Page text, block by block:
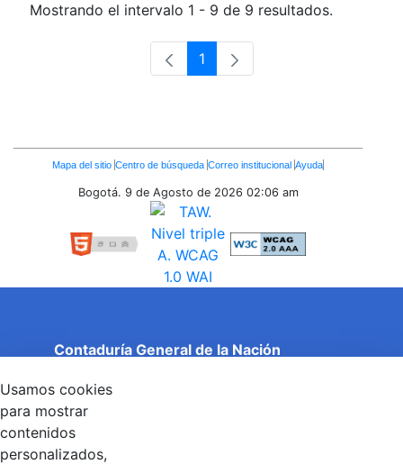
Mostrando el intervalo 1 - 9 de 9 resultados.
Página
1
Enlaces
Inferiores
Mapa del sitio Centro de búsqueda Correo institucional Ayuda
Bogotá. 9 de Agosto de 2026 02:06 am
Contaduría General de la Nación
Entidad adscrita al Ministerio de Hacienda y Crédito
Público
Torre 1 (Aire) - Piso 15, Bogotá D.C., Colombia
Código Postal: 111071
Usamos cookies
para mostrar
contenidos
personalizados,